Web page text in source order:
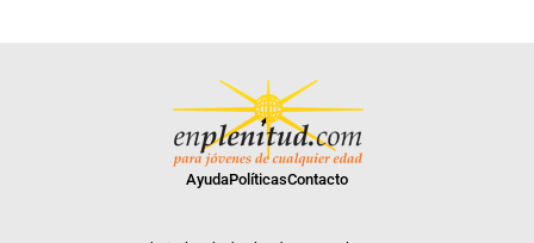
AyudaPolíticasContacto